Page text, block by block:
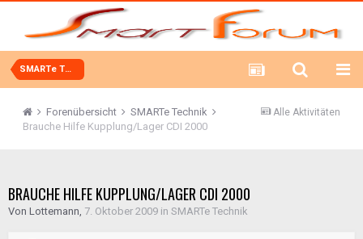
SMARTe Technik
Alle Aktivitäten
Forenübersicht
SMARTe Technik
Brauche Hilfe Kupplung/Lager CDI 2000
BRAUCHE HILFE KUPPLUNG/LAGER CDI 2000
Von Lottemann, 7. Oktober 2009 in SMARTe Technik